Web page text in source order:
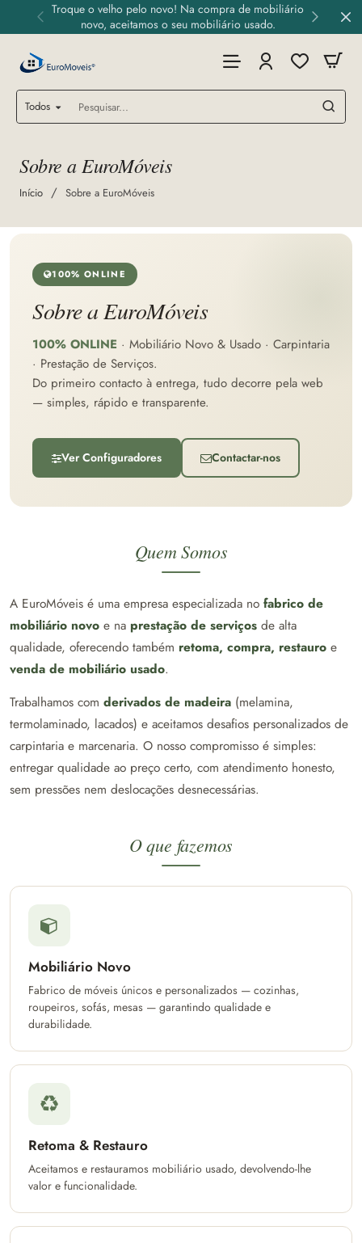
Troque o velho pelo novo! Na compra de mobiliário
novo, aceitamos o seu mobiliário usado.
Todos
Pesquisar...
Sobre a EuroMóveis
Início homeSobre a EuroMóveis
100% ONLINE
Sobre a EuroMóveis
100% ONLINE · Mobiliário Novo & Usado · Carpintaria
· Prestação de Serviços.
Do primeiro contacto à entrega, tudo decorre pela web
— simples, rápido e transparente.
Ver Configuradores Contactar-nos
Quem Somos
A EuroMóveis é uma empresa especializada no fabrico de
mobiliário novo e na prestação de serviços de alta
qualidade, oferecendo também retoma, compra, restauro e
venda de mobiliário usado.
Trabalhamos com derivados de madeira (melamina,
termolaminado, lacados) e aceitamos desafios personalizados de
carpintaria e marcenaria. O nosso compromisso é simples:
entregar qualidade ao preço certo, com atendimento honesto,
sem pressões nem deslocações desnecessárias.
O que fazemos
Mobiliário Novo
Fabrico de móveis únicos e personalizados — cozinhas,
roupeiros, sofás, mesas — garantindo qualidade e
durabilidade.
Retoma & Restauro
Aceitamos e restauramos mobiliário usado, devolvendo-lhe
valor e funcionalidade.